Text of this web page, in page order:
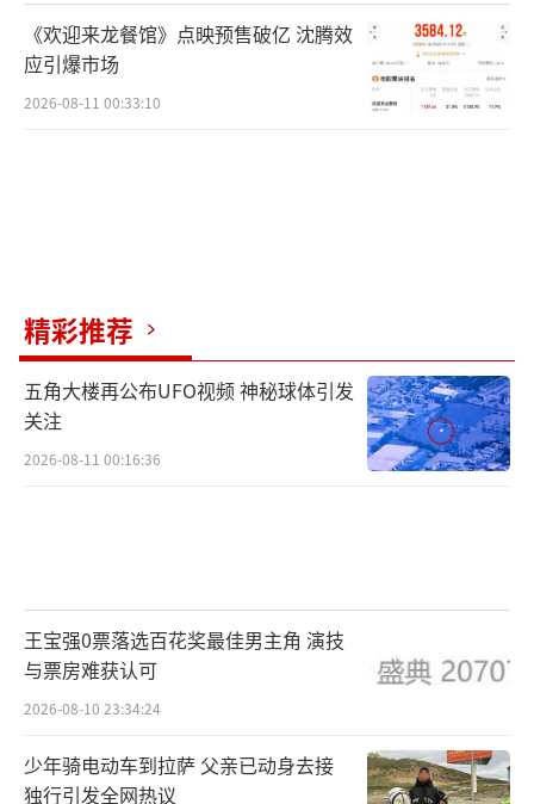
《欢迎来龙餐馆》点映预售破亿 沈腾效
应引爆市场
2026-08-11 00:33:10
精彩推荐
五角大楼再公布UFO视频 神秘球体引发
关注
2026-08-11 00:16:36
王宝强0票落选百花奖最佳男主角 演技
与票房难获认可
2026-08-10 23:34:24
少年骑电动车到拉萨 父亲已动身去接
独行引发全网热议